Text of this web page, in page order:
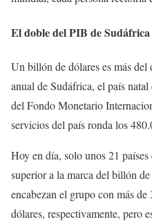
El doble del PIB de Sudáfrica
Un billón de dólares es más
anual de Sudáfrica, el país
del Fondo Monetario
servicios del país ronda los
Hoy en día, solo unos 21
superior a la marca del billón
encabezan el grupo con más
dólares, respectivamente, pero